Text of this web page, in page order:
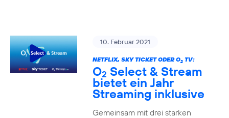
10. Februar 2021
NETFLIX, SKY TICKET ODER O2TV:
O2 Select & Stream
bietet ein Jahr
Streaming inklusive
Gemeinsam mit drei starken